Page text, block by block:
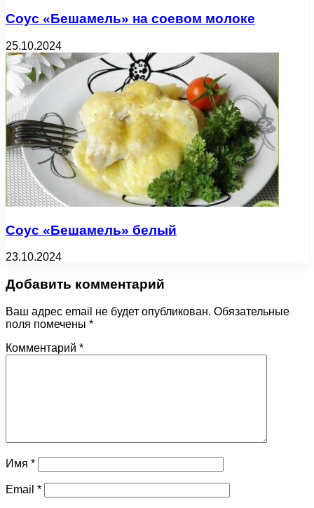
Соус «Бешамель» на соевом молоке
25.10.2024
Соус «Бешамель» белый
23.10.2024
Добавить комментарий
Ваш адрес email не будет опубликован. Обязательные
поля помечены *
Комментарий *
Имя *
Email *